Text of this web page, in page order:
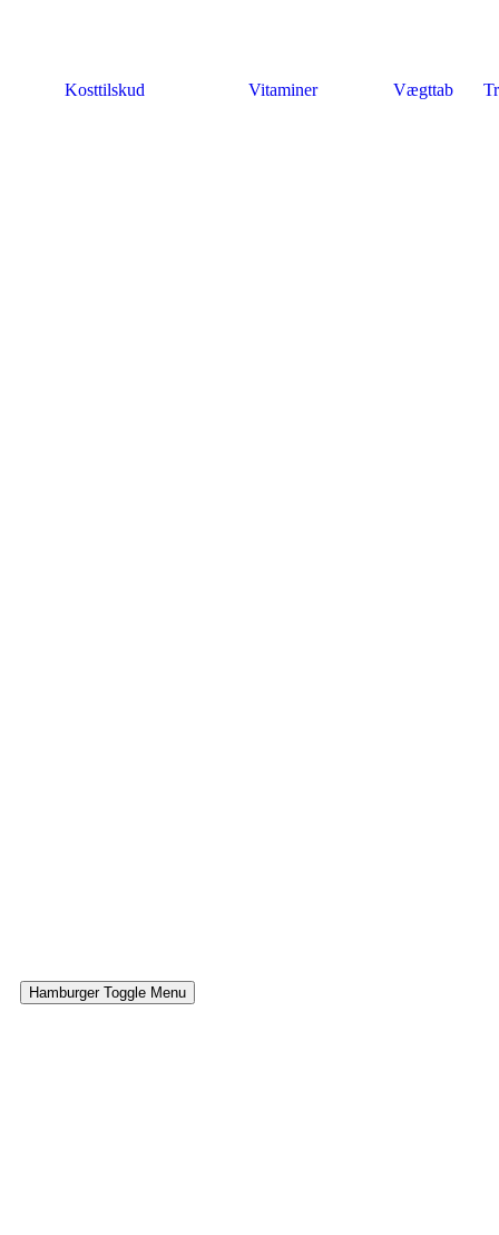
Kosttilskud Vitaminer Vægttab
Hamburger Toggle Menu